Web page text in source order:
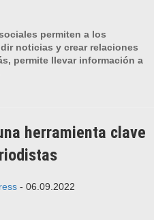
permiten a los
noticias y crear relaciones
permite llevar información a
herramienta clave
- 06.09.2022